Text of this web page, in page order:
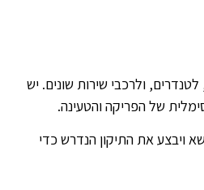
ולרכבי שירות שונים. יש
של הפריקה והטעינה.
ויבצע את התיקון הנדרש כדי